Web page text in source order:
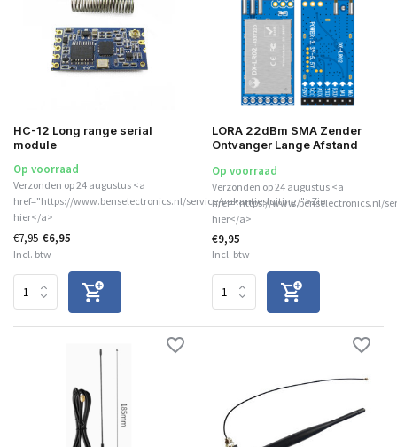
HC-12 Long range serial
module
Op voorraad
Verzonden op 24 augustus <a
href="https://www.benselectronics.nl/service/vakantiesluiting/">Zie
hier</a>
€7,95 €6,95
Incl. btw
LORA 22dBm SMA Zender
Ontvanger Lange Afstand
Op voorraad
Verzonden op 24 augustus <a
href="https://www.benselectronics.nl/
hier</a>
€9,95
Incl. btw